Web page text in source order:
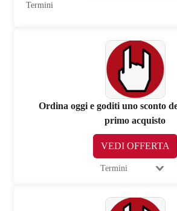
Termini
Ordina oggi e goditi uno sconto
primo acquisto
VEDI OFFERTA
Termini